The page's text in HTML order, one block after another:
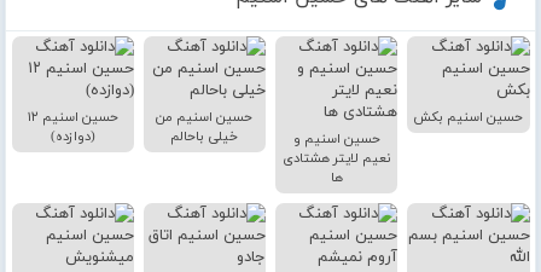
حسین اسنیم بکش
حسین اسنیم و
نعیم لایتر هشتادی
ها
حسین اسنیم من
خیلی باحالم
حسین اسنیم ۱۲
(دوازده)